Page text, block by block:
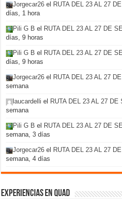
Jorgecar26 el RUTA DEL 23 AL 27
días, 1 hora
Pili G B el RUTA DEL 23 AL 27 DE
días, 9 horas
Pili G B el RUTA DEL 23 AL 27 DE
días, 9 horas
Jorgecar26 el RUTA DEL 23 AL 27
semana
laucardelli el RUTA DEL 23 AL 27
semana
Pili G B el RUTA DEL 23 AL 27 DE
semana, 3 días
Jorgecar26 el RUTA DEL 23 AL 27
semana, 4 días
Experiencias en Quad